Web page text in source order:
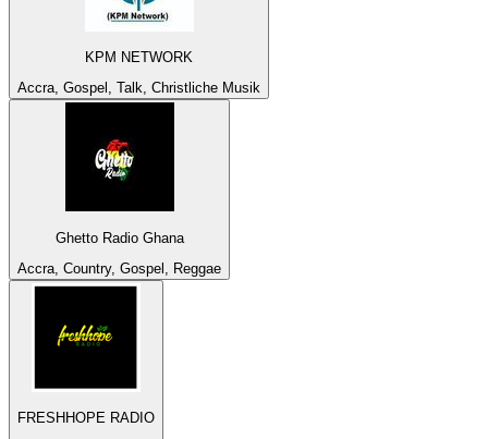
KPM NETWORK
Accra, Gospel, Talk, Christliche Musik
Ghetto Radio Ghana
Accra, Country, Gospel, Reggae
FRESHHOPE RADIO